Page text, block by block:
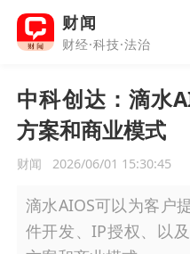
财闻
财经·科技·法治
中科创达：滴水
方案和商业模式
财闻 2026/06/01 15:30:45
滴水AIOS可以为客户
件开发、IP授权、以